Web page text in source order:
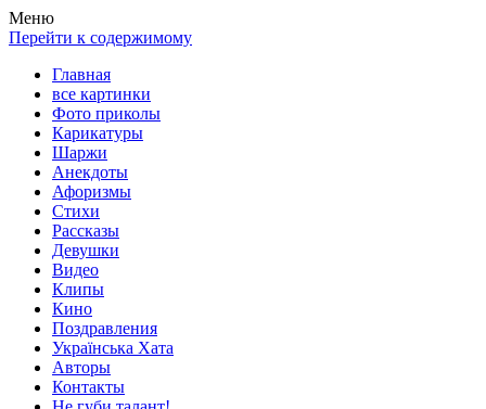
Весела хата — прикольные картинки, смешные истории,
клипы!
Покажем всем ваши фото приколы, карикатуры, шаржи, стихи,
рассказы, видео и песни!
Меню
Перейти к содержимому
Главная
все картинки
Фото приколы
Карикатуры
Шаржи
Анекдоты
Афоризмы
Стихи
Рассказы
Девушки
Видео
Клипы
Кино
Поздравления
Українська Хата
Авторы
Контакты